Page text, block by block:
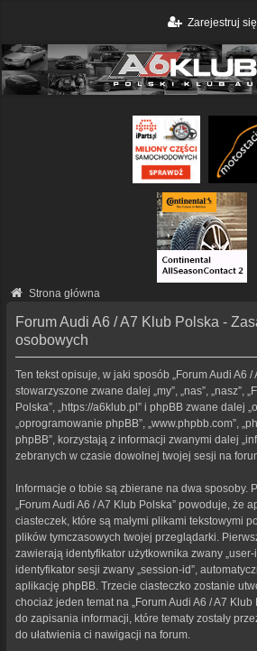
Zarejestruj się
Strona główna
Forum Audi A6 / A7 Klub Polska -
osobowych
Ten tekst opisuje, w jaki sposób „Forum Audi A6 /
stowarzyszone zwane dalej „my”, „nas”, „nasz”,
Polska”, „https://a6klub.pl” i phpBB zwane dalej
„oprogramowanie phpBB”, „www.phpbb.com”,
phpBB”, korzystają z informacji zwanymi dalej
zebranych w czasie dowolnej twojej sesji na
Informacje o tobie są zbierane na dwa sposoby.
„Forum Audi A6 / A7 Klub Polska” powoduje, że
ciasteczek, które są małymi plikami tekstowymi
plików tymczasowych twojej przeglądarki.
zawierają identyfikator użytkownika zwany
identyfikator sesji zwany „session-id”,
aplikację phpBB. Trzecie ciasteczko zostanie
chociaż jeden temat na „Forum Audi A6 / A7
do zapisania informacji, które tematy zostały
do ułatwienia ci nawigacji na forum.